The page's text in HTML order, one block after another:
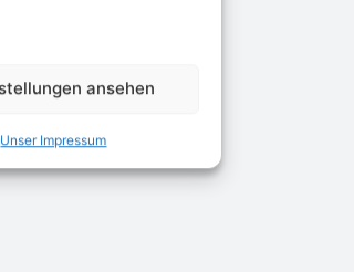
ansehen
Unser Impressum